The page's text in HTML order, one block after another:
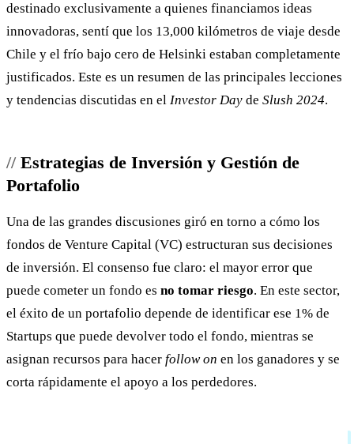
destinado exclusivamente a quienes financiamos ideas
innovadoras, sentí que los 13,000 kilómetros de viaje desde
Chile y el frío bajo cero de Helsinki estaban completamente
justificados. Este es un resumen de las principales lecciones
y tendencias discutidas en el Investor Day de Slush 2024.
Estrategias de Inversión y Gestión de
Portafolio
Una de las grandes discusiones giró en torno a cómo los
fondos de Venture Capital (VC) estructuran sus decisiones
de inversión. El consenso fue claro: el mayor error que
puede cometer un fondo es no tomar riesgo. En este sector,
el éxito de un portafolio depende de identificar ese 1% de
Startups que puede devolver todo el fondo, mientras se
asignan recursos para hacer follow on en los ganadores y se
corta rápidamente el apoyo a los perdedores.